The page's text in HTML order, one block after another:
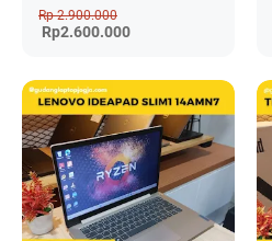
Rp 2.900.000
Rp2.600.000